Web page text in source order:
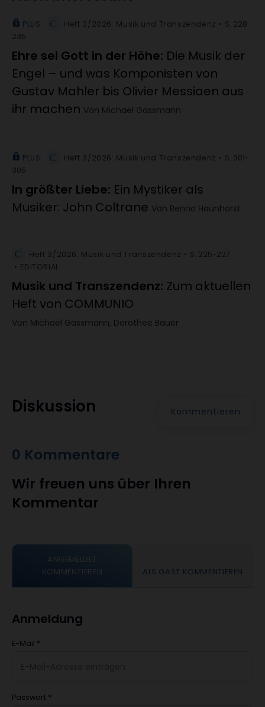
PLUS Heft 3/2026: Musik und Transzendenz
S. 228-
235
Ehre sei Gott in der Höhe: Die Musik der
Engel – und was Komponisten von
Gustav Mahler bis Olivier Messiaen aus
ihr machen Von Michael Gassmann
PLUS Heft 3/2026: Musik und Transzendenz
S. 301-
305
In größter Liebe: Ein Mystiker als
Musiker: John Coltrane Von Benno Haunhorst
Heft 3/2026: Musik und Transzendenz
S. 225-227
EDITORIAL
Musik und Transzendenz: Zum aktuellen
Heft von COMMUNIO
Von Michael Gassmann, Dorothee Bauer
Diskussion Kommentieren
0 Kommentare
Wir freuen uns über Ihren
Kommentar
ANGEMELDET
KOMMENTIEREN
ALS GAST KOMMENTIEREN
Anmeldung
E-Mail *
Passwort *